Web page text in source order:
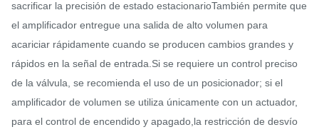
sacrificar la precisión de estado estacionarioTambién permite que
el amplificador entregue una salida de alto volumen para
acariciar rápidamente cuando se producen cambios grandes y
rápidos en la señal de entrada.Si se requiere un control preciso
de la válvula, se recomienda el uso de un posicionador; si el
amplificador de volumen se utiliza únicamente con un actuador,
para el control de encendido y apagado,la restricción de desvío